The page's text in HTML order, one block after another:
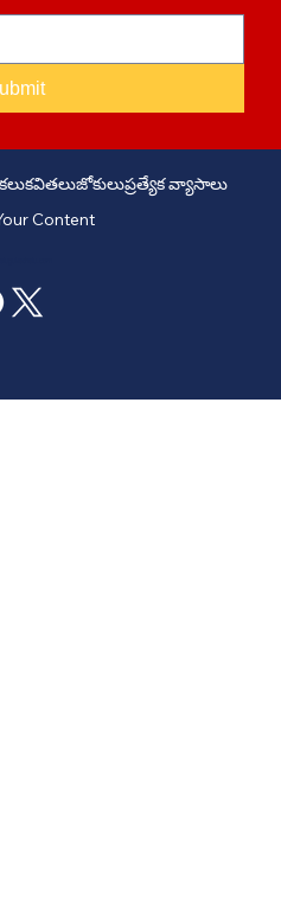
కవితలుజోకులుప్రత్యేక వ్యాసాలు
Content